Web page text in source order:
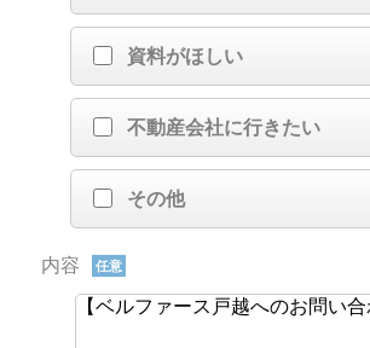
資料がほしい
不動産会社に行きたい
その他
内容 任意